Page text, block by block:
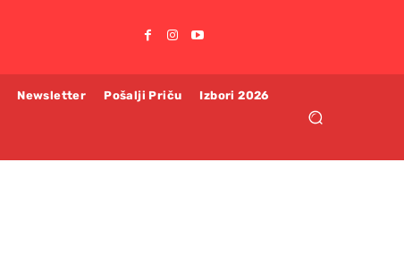
Newsletter Pošalji Priču Izbori 2026